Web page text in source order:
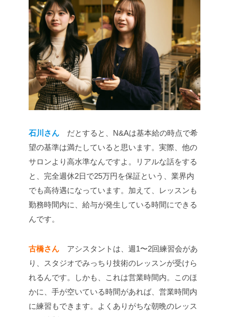
石川さん だとすると、N&Aは基本給の時点で希
望の基準は満たしていると思います。実際、他の
サロンより高水準なんですよ。リアルな話をする
と、完全週休2日で25万円を保証という、業界内
でも高待遇になっています。加えて、レッスンも
勤務時間内に、給与が発生している時間にできる
んです。
古橋さん アシスタントは、週1〜2回練習会があ
り、スタジオでみっちり技術のレッスンが受けら
れるんです。しかも、これは営業時間内。このほ
かに、手が空いている時間があれば、営業時間内
に練習もできます。よくありがちな朝晩のレッス